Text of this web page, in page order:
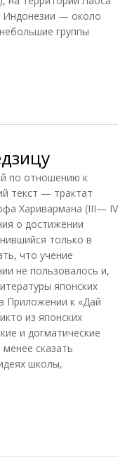
— около
группы
по отношению к
текст — трактат
Харивармана (III— IV
о достижении
только в
что учение
не пользовалось и,
японских
Приложении к «Дай
из японских
и догматические
сказать
школы,